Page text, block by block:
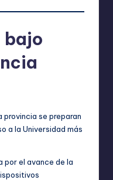
bajo
se preparan
a la Universidad más
por el avance de la